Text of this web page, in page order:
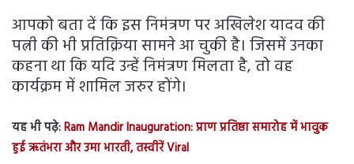
आपको बता दें कि इस निमंत्रण पर अखिलेश यादव की
पत्नी की भी प्रतिक्रिया सामने आ चुकी है। जिसमें उनका
कहना था कि यदि उन्हें निमंत्रण मिलता है, तो वह
कार्यक्रम में शामिल जरुर होंगे।
यह भी पढ़े:Ram Mandir Inauguration: प्राण प्रतिष्ठा समारोह में भावुक
हुई ऋतंभरा और उमा भारती, तस्वीरें Viral